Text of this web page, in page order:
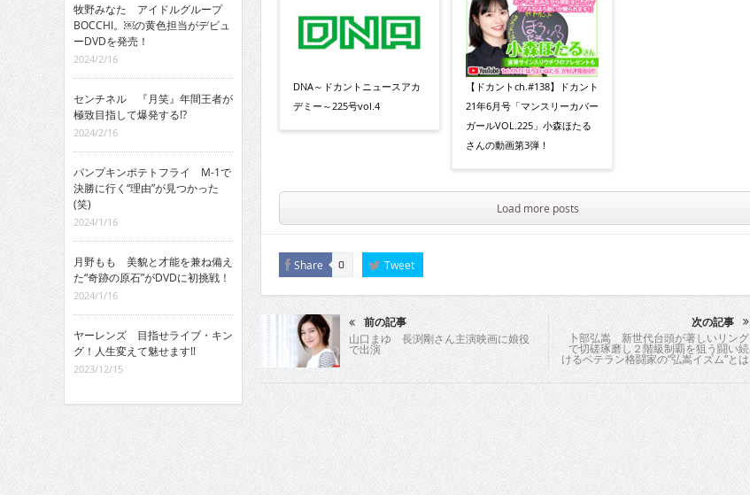
DNA～ドカントニュースアカ
デミー～225号vol.4
【ドカントch.#138】ドカント
21年6月号「マンスリーカバー
ガールVOL.225」小森ほたる
さんの動画第3弾！
Load more posts
Share 0 Tweet
前の記事
山口まゆ 長渕剛さん主演映画に娘役
で出演
次の記事
卜部弘嵩 新世代台頭が著しいリング
で切磋琢磨し２階級制覇を狙う闘い続
けるベテラン格闘家の“弘嵩イズム”とは
牧野みなた アイドルグループ
BOCCHI。￼の黄色担当がデビュ
ーDVDを発売！
2024/2/16
センチネル 『月笑』年間王者が
極致目指して爆発する!?
2024/2/16
パンプキンポテトフライ M-1で
決勝に行く“理由”が見つかった
(笑)
2024/1/16
月野もも 美貌と才能を兼ね備え
た“奇跡の原石”がDVDに初挑戦！
2024/1/16
ヤーレンズ 目指せライブ・キン
グ！人生変えて魅せます!!
2023/12/15